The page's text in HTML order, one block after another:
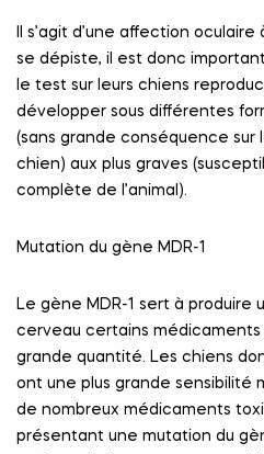
Il s’agit d’une affection
se dépiste, il est donc
le test sur leurs chiens
développer sous différentes
(sans grande conséquence sur
chien) aux plus graves
complète de l’animal).
Mutation du gène MDR-1
Le gène MDR-1 sert à produire
cerveau certains médicaments
grande quantité. Les chiens
ont une plus grande sensibilité
de nombreux médicaments
présentant une mutation du